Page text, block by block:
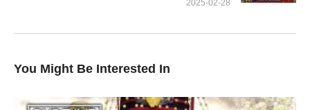
マー・ティエンユー…浪川大輔，エルビス・ハン…峰晃弘，レジ
ン…山本兼平，ドン・シュエン…田所あずさ，ツェー・クワンホ
ン…喜多田悠，ワン・ユーウェン…大橋彩香，ワン・レンジュ
本橋隼，リー・イエンション…喜多田悠，ジャン・レイ…大宮健
2025-02-28
You Might Be Interested In